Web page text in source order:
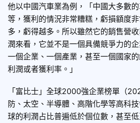
他以中國汽車業為例，「中國大多數
等，獲利的情況非常糟糕，虧損額度
多，虧得越多。所以雖然它的銷售營
潤來看，它並不是一個具備競爭力的
一個企業、一個產業，甚至一個國家
利潤或者獲利率。」
「富比士」全球2000強企業榜單（
防、太空、半導體、高階化學等高科
球的利潤占比普遍低於個位數，甚至